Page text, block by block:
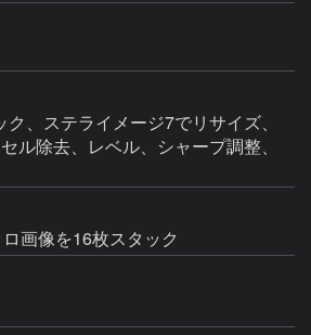
、ステライメージ7でリサイズ、
ル除去、レベル、シャープ調整、
画像を16枚スタック